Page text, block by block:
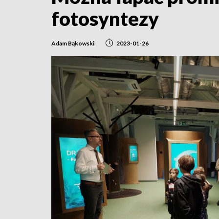
fotosyntezy
Adam Bąkowski 2023-01-26